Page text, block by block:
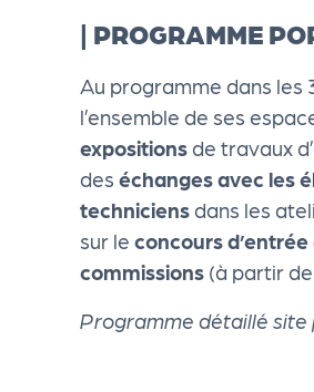
| PROGRAMME
Au programme dans les
l’ensemble de ses
expositionsde travaux
des échanges avec les
techniciensdans les
sur le concours d’entrée
commissions (à partir
Programme détaillé site
R
O
G!
P
R